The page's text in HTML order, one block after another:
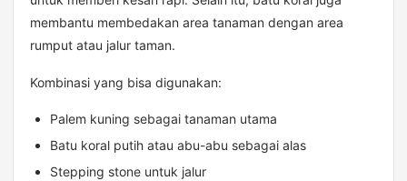
membantu membedakan area tanaman dengan area
rumput atau jalur taman.
Kombinasi yang bisa digunakan:
Palem kuning sebagai tanaman utama
Batu koral putih atau abu-abu sebagai alas
Stepping stone untuk jalur